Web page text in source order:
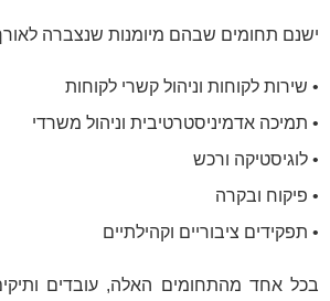
ישנם תחומים שבהם מיומנות שנצברה
• שירות לקוחות וניהול קשרי לקוחות
• תמיכה אדמיניסטרטיבית וניהול משרדי
• לוגיסטיקה ורכש
• פיקוח ובקרה
• תפקידים ציבוריים וקהילתיים
בכל אחד מהתחומים האלה, עובדים